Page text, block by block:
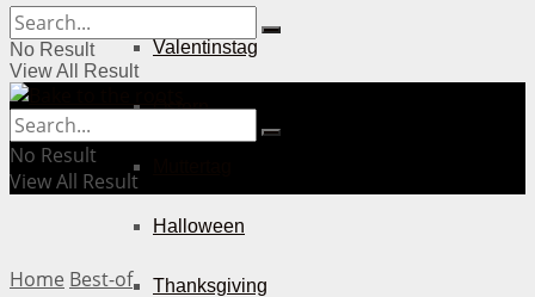
Valentinstag
Ostern
Halloween
Thanksgiving
No Result
View All Result
No Result
View All Result
Home Best-of